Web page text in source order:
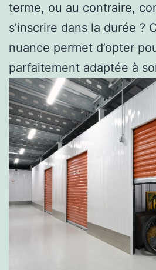
terme, ou au contraire,
s’inscrire dans la durée ?
nuance permet d’opter
parfaitement adaptée à